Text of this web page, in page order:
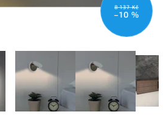
8 137 Kč
–10 %